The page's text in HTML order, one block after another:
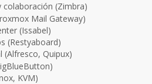
(Zimbra)
Mail Gateway)
(Issabel)
(Restyaboard)
(Alfresco, Quipux)
KVM)